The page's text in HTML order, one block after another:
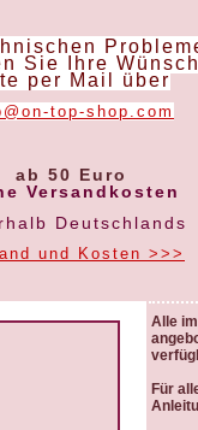
Sie Ihre
per Mail über
top-shop.com
ab 50 Euro
Versandkosten
Deutschlands
und Kosten >>>
Alle
Für